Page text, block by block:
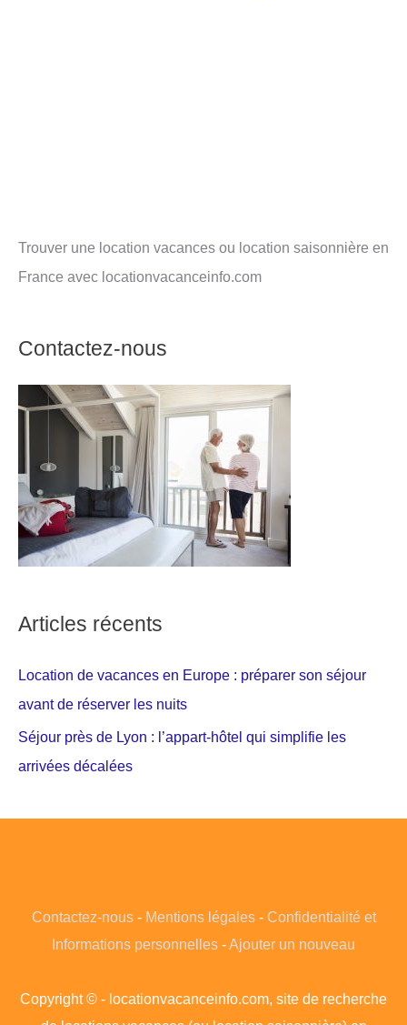
Trouver une location vacances ou location saisonnière en
France avec locationvacanceinfo.com
Contactez-nous
Articles récents
Location de vacances en Europe : préparer son séjour
avant de réserver les nuits
Séjour près de Lyon : l’appart-hôtel qui simplifie les
arrivées décalées
Contactez-nous- Mentions légales- Confidentialité et
Informations personnelles -Ajouter un nouveau
Copyright © - locationvacanceinfo.com, site de recherche